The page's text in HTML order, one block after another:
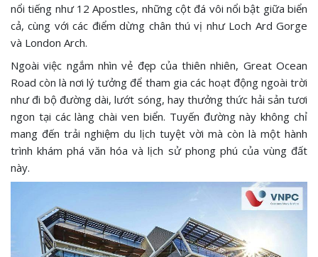
nổi tiếng như 12 Apostles, những cột đá vôi nổi bật giữa biển
cả, cùng với các điểm dừng chân thú vị như Loch Ard Gorge
và London Arch.
Ngoài việc ngắm nhìn vẻ đẹp của thiên nhiên, Great Ocean
Road còn là nơi lý tưởng để tham gia các hoạt động ngoài trời
như đi bộ đường dài, lướt sóng, hay thưởng thức hải sản tươi
ngon tại các làng chài ven biển. Tuyến đường này không chỉ
mang đến trải nghiệm du lịch tuyệt vời mà còn là một hành
trình khám phá văn hóa và lịch sử phong phú của vùng đất
này.